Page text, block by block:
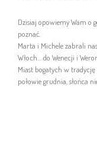
Dzisiaj opowiemy Wam o
poznać.
Marta i Michele zabrali
Włoch… do Wenecji i
Miast bogatych w tradycję
połowie grudnia, słońca